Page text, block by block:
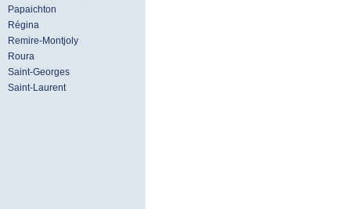
Papaichton
Régina
Remire-Montjoly
Roura
Saint-Georges
Saint-Laurent